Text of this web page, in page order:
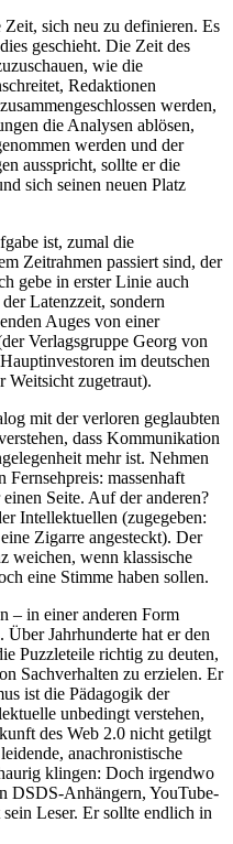
sich neu zu definieren. Es
geschieht. Die Zeit des
wie die
Redaktionen
werden,
die Analysen ablösen,
werden und der
ausspricht, sollte er die
sich seinen neuen Platz
ist, zumal die
Zeitrahmen passiert sind, der
gebe in erster Linie auch
Latenzzeit, sondern
Auges von einer
Verlagsgruppe Georg von
im deutschen
Weitsicht zugetraut).
mit der verloren geglaubten
dass Kommunikation
mehr ist. Nehmen
massenhaft
Seite. Auf der anderen?
Intellektuellen (zugegeben:
Zigarre angesteckt). Der
weichen, wenn klassische
eine Stimme haben sollen.
– in einer anderen Form
Jahrhunderte hat er den
Puzzleteile richtig zu deuten,
Sachverhalten zu erzielen. Er
ist die Pädagogik der
unbedingt verstehen,
des Web 2.0 nicht getilgt
anachronistische
klingen: Doch irgendwo
DSDS-Anhängern, YouTube-
Leser. Er sollte endlich in